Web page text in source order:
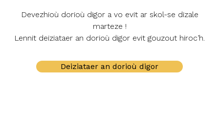
Devezhioù dorioù digor a vo evit ar skol-se dizale
marteze !
Lennit deiziataer an dorioù digor evit gouzout hiroc’h.
Deiziataer an dorioù digor